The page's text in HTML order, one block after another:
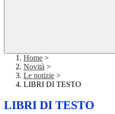
Home >
Novità >
Le notizie >
LIBRI DI TESTO
LIBRI DI TESTO